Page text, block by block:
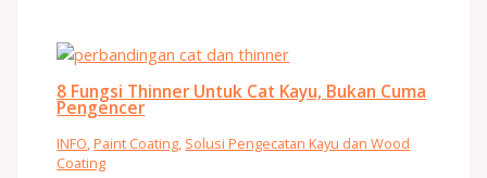
8 Fungsi Thinner Untuk Cat Kayu, Bukan Cuma
Pengencer
INFO ,Paint Coating Solusi Pengecatan Kayu dan Wood
Coating